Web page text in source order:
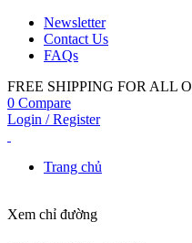
Newsletter
Contact Us
FAQs
FREE SHIPPING FOR ALL
0 Compare
Login / Register
Trang chủ
Xem chỉ đường